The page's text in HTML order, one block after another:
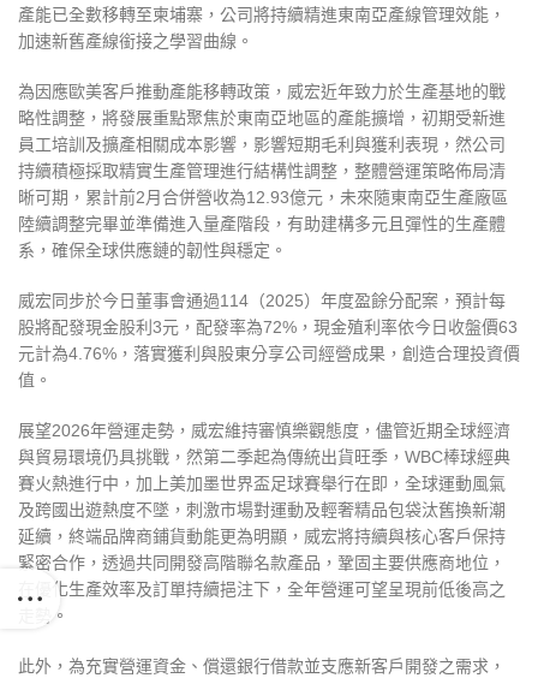
產能已全數移轉至柬埔寨，公司將持續精進東南亞產線管理效能，
加速新舊產線銜接之學習曲線。
為因應歐美客戶推動產能移轉政策，威宏近年致力於生產基地的戰
略性調整，將發展重點聚焦於東南亞地區的產能擴增，初期受新進
員工培訓及擴產相關成本影響，影響短期毛利與獲利表現，然公司
持續積極採取精實生產管理進行結構性調整，整體營運策略佈局清
晰可期，累計前2月合併營收為12.93億元，未來隨東南亞生產廠區
陸續調整完畢並準備進入量產階段，有助建構多元且彈性的生產體
系，確保全球供應鏈的韌性與穩定。
威宏同步於今日董事會通過114（2025）年度盈餘分配案，預計每
股將配發現金股利3元，配發率為72%，現金殖利率依今日收盤價63
元計為4.76%，落實獲利與股東分享公司經營成果，創造合理投資價
值。
展望2026年營運走勢，威宏維持審慎樂觀態度，儘管近期全球經濟
與貿易環境仍具挑戰，然第二季起為傳統出貨旺季，WBC棒球經典
賽火熱進行中，加上美加墨世界盃足球賽舉行在即，全球運動風氣
及跨國出遊熱度不墜，刺激市場對運動及輕奢精品包袋汰舊換新潮
延續，終端品牌商鋪貨動能更為明顯，威宏將持續與核心客戶保持
緊密合作，透過共同開發高階聯名款產品，鞏固主要供應商地位，
在優化生產效率及訂單持續挹注下，全年營運可望呈現前低後高之
走勢。
此外，為充實營運資金、償還銀行借款並支應新客戶開發之需求，